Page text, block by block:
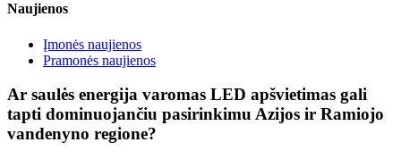
Naujienos
Įmonės naujienos
Pramonės naujienos
Ar saulės energija varomas LED apšvietimas gali
tapti dominuojančiu pasirinkimu Azijos ir Ramiojo
vandenyno regione?